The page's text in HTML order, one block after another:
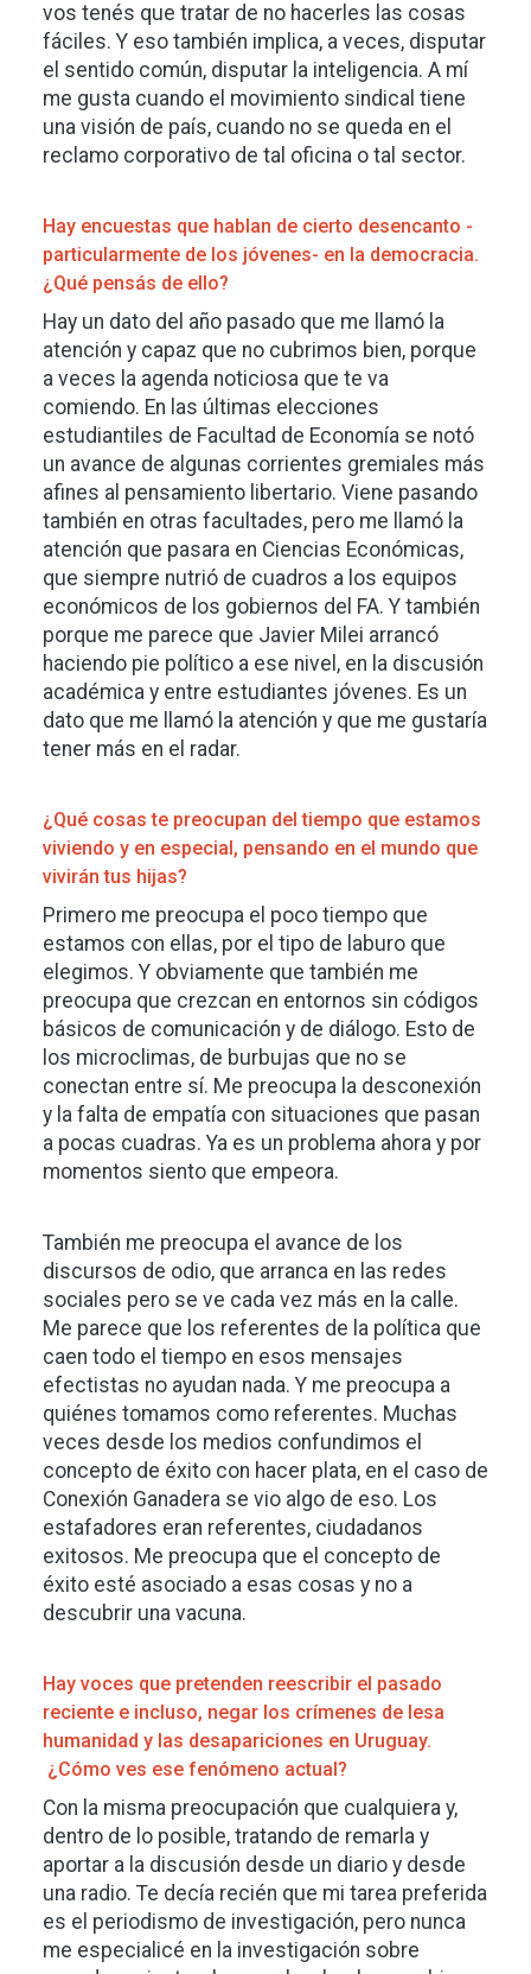
vos tenés que tratar de no hacerles las cosas
fáciles. Y eso también implica, a veces, disputar
el sentido común, disputar la inteligencia. A mí
me gusta cuando el movimiento sindical tiene
una visión de país, cuando no se queda en el
reclamo corporativo de tal oficina o tal sector.
Hay encuestas que hablan de cierto desencanto -
particularmente de los jóvenes- en la democracia.
¿Qué pensás de ello?
Hay un dato del año pasado que me llamó la
atención y capaz que no cubrimos bien, porque
a veces la agenda noticiosa que te va
comiendo. En las últimas elecciones
estudiantiles de Facultad de Economía se notó
un avance de algunas corrientes gremiales más
afines al pensamiento libertario. Viene pasando
también en otras facultades, pero me llamó la
atención que pasara en Ciencias Económicas,
que siempre nutrió de cuadros a los equipos
económicos de los gobiernos del FA. Y también
porque me parece que Javier Milei arrancó
haciendo pie político a ese nivel, en la discusión
académica y entre estudiantes jóvenes. Es un
dato que me llamó la atención y que me gustaría
tener más en el radar.
¿Qué cosas te preocupan del tiempo que estamos
viviendo y en especial, pensando en el mundo que
vivirán tus hijas?
Primero me preocupa el poco tiempo que
estamos con ellas, por el tipo de laburo que
elegimos. Y obviamente que también me
preocupa que crezcan en entornos sin códigos
básicos de comunicación y de diálogo. Esto de
los microclimas, de burbujas que no se
conectan entre sí. Me preocupa la desconexión
y la falta de empatía con situaciones que pasan
a pocas cuadras. Ya es un problema ahora y por
momentos siento que empeora.
También me preocupa el avance de los
discursos de odio, que arranca en las redes
sociales pero se ve cada vez más en la calle.
Me parece que los referentes de la política que
caen todo el tiempo en esos mensajes
efectistas no ayudan nada. Y me preocupa a
quiénes tomamos como referentes. Muchas
veces desde los medios confundimos el
concepto de éxito con hacer plata, en el caso de
Conexión Ganadera se vio algo de eso. Los
estafadores eran referentes, ciudadanos
exitosos. Me preocupa que el concepto de
éxito esté asociado a esas cosas y no a
descubrir una vacuna.
Hay voces que pretenden reescribir el pasado
reciente e incluso, negar los crímenes de lesa
humanidad y las desapariciones en Uruguay.
¿Cómo ves ese fenómeno actual?
Con la misma preocupación que cualquiera y,
dentro de lo posible, tratando de remarla y
aportar a la discusión desde un diario y desde
una radio. Te decía recién que mi tarea preferida
es el periodismo de investigación, pero nunca
me especialicé en la investigación sobre